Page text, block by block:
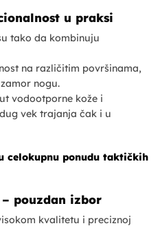
u praksi
tako da kombinuju
na različitim površinama,
nogu.
vodootporne kože i
vek trajanja čak i u
celokupnu ponudu taktičkih
pouzdan izbor
kvalitetu i preciznoj